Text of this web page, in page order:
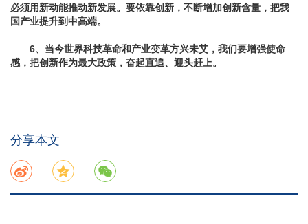
必须用新动能推动新发展。要依靠创新，不断增加创新含量，把我
国产业提升到中高端。
6、当今世界科技革命和产业变革方兴未艾，我们要增强使命
感，把创新作为最大政策，奋起直追、迎头赶上。
分享本文